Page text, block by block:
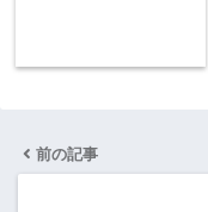
前の記事